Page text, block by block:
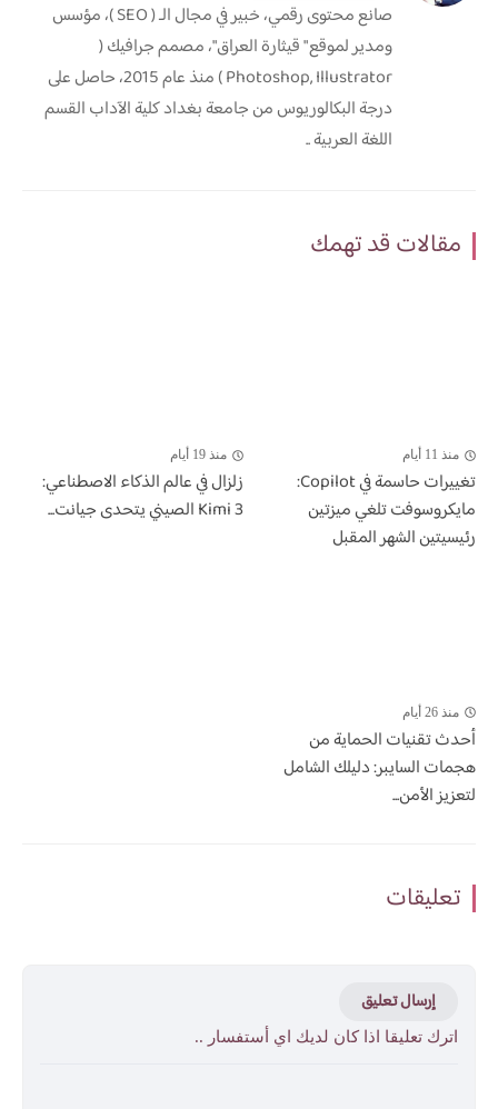
صانع محتوى رقمي، خبير في مجال الـ ( SEO )، مؤسس
ومدير لموقع " قيثارة العراق"، مصمم جرافيك (
Photoshop, Illustrator ) منذ عام 2015، حاصل على
درجة البكالوريوس من جامعة بغداد كلية الآداب القسم
اللغة العربية ..
مقالات قد تهمك
منذ 11 أيام
تغييرات حاسمة في Copilot:
مايكروسوفت تلغي ميزتين
رئيسيتين الشهر المقبل
منذ 19 أيام
زلزال في عالم الذكاء الاصطناعي:
Kimi 3 الصيني يتحدى جيانت...
منذ 26 أيام
أحدث تقنيات الحماية من
هجمات السايبر: دليلك الشامل
لتعزيز الأمن...
تعليقات
إرسال تعليق
اترك تعليقا اذا كان لديك اي أستفسار ..